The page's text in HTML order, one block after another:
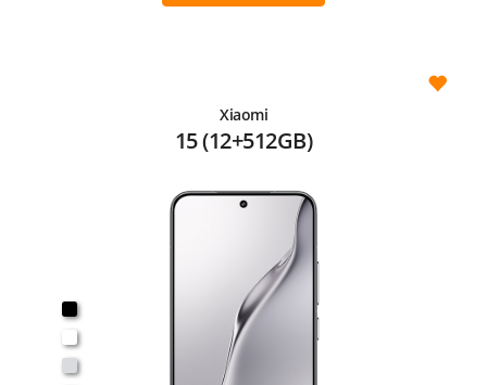
Xiaomi
15 (12+512GB)